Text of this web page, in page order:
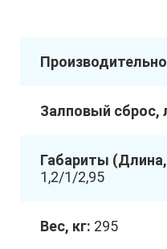
Залповый сброс,
Габариты
1,2/1/2,95
Вес, кг: 295